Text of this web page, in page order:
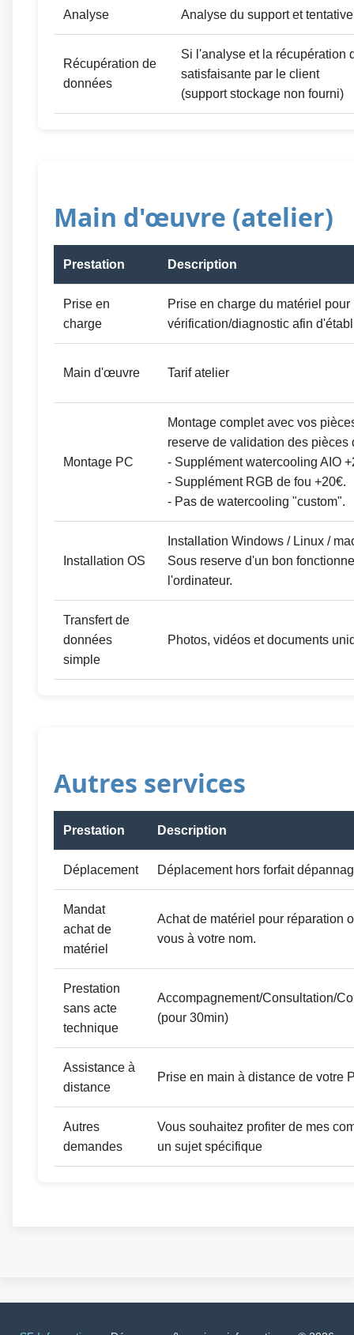
Analyse Analyse du support et
Récupération de
données
Si l'analyse et la récupération
satisfaisante par le client
(support stockage non fourni)
Main d'œuvre (atelier)
Prestation Description
Prise en
charge
Prise en charge du matériel pour
vérification/diagnostic afin
Main d'œuvre Tarif atelier
Montage PC
Montage complet avec vos
reserve de validation des pièces
- Supplément watercooling AIO
- Supplément RGB de fou +20€.
- Pas de watercooling "custom".
Installation OS
Installation Windows / Linux /
Sous reserve d'un bon
l'ordinateur.
Transfert de
données
simple
Photos, vidéos et documents
Autres services
Prestation Description
Déplacement Déplacement hors forfait
Mandat
achat de
matériel
Achat de matériel pour réparation
vous à votre nom.
Prestation
sans acte
technique
Accompagnement/Consultation/
(pour 30min)
Assistance à
distance
Prise en main à distance de votre
Autres
demandes
Vous souhaitez profiter de mes
un sujet spécifique